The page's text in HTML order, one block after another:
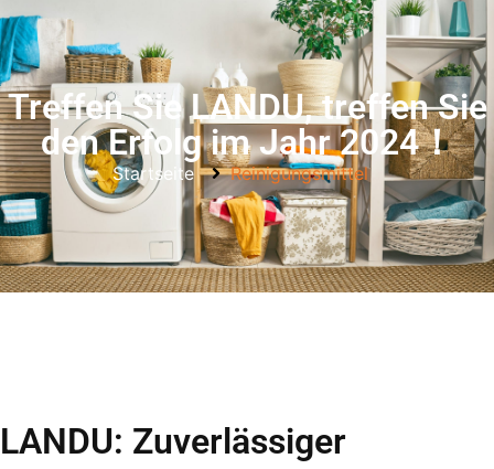
Treffen Sie LANDU, treffen Sie
den Erfolg im Jahr 2024！
Startseite Reinigungsmittel
LANDU: Zuverlässiger